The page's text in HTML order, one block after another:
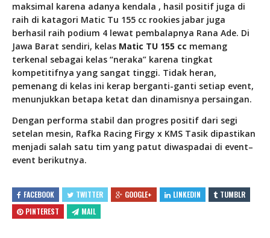
maksimal karena adanya kendala , hasil positif juga di
raih di katagori Matic Tu 155 cc rookies jabar juga
berhasil raih podium 4 lewat pembalapnya Rana Ade. Di
Jawa Barat sendiri, kelas Matic TU 155 cc memang
terkenal sebagai kelas “neraka” karena tingkat
kompetitifnya yang sangat tinggi. Tidak heran,
pemenang di kelas ini kerap berganti-ganti setiap event,
menunjukkan betapa ketat dan dinamisnya persaingan.
Dengan performa stabil dan progres positif dari segi
setelan mesin, Rafka Racing Firgy x KMS Tasik dipastikan
menjadi salah satu tim yang patut diwaspadai di event–
event berikutnya.
FACEBOOK TWITTER GOOGLE+ LINKEDIN
TUMBLR
PINTEREST
MAIL